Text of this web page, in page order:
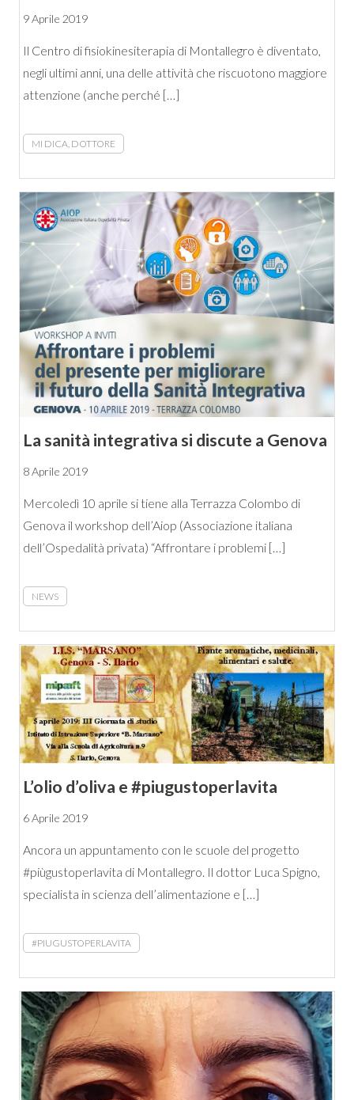
9 Aprile 2019
Il Centro di fisiokinesiterapia di Montallegro è diventato,
negli ultimi anni, una delle attività che riscuotono maggiore
attenzione (anche perché […]
MI DICA, DOTTORE
La sanità integrativa si discute a Genova
8 Aprile 2019
Mercoledì 10 aprile si tiene alla Terrazza Colombo di
Genova il workshop dell’Aiop (Associazione italiana
dell’Ospedalità privata) “Affrontare i problemi […]
NEWS
L’olio d’oliva e #piugustoperlavita
6 Aprile 2019
Ancora un appuntamento con le scuole del progetto
#piùgustoperlavita di Montallegro. Il dottor Luca Spigno,
specialista in scienza dell’alimentazione e […]
#PIUGUSTOPERLAVITA